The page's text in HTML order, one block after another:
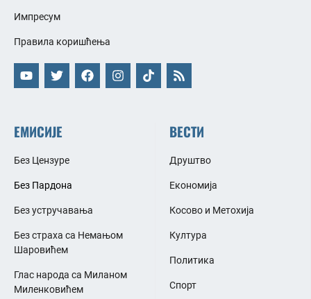
Импресум
Правила коришћења
ЕМИСИЈЕ
Без Цензуре
Без Пардона
Без устручавања
Без страха са Немањом
Шаровићем
Глас народа са Миланом
Миленковићем
ВЕСТИ
Друштво
Економија
Косово и Метохија
Култура
Политика
Спорт